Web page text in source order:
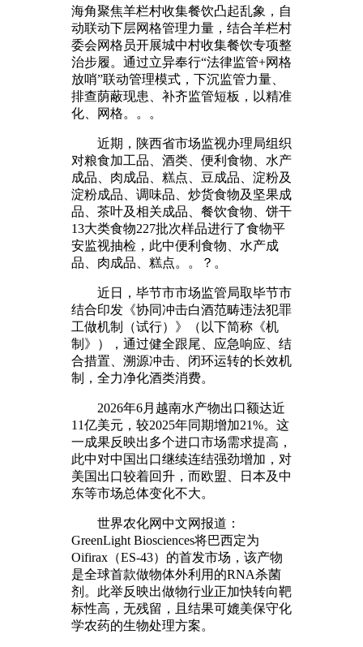
海角聚焦羊栏村收集餐饮凸起乱象，自
动联动下层网格管理力量，结合羊栏村
委会网格员开展城中村收集餐饮专项整
治步履。通过立异奉行“法律监管+网格
放哨”联动管理模式，下沉监管力量、
排查荫蔽现患、补齐监管短板，以精准
化、网格。。。
近期，陕西省市场监视办理局组织
对粮食加工品、酒类、便利食物、水产
成品、肉成品、糕点、豆成品、淀粉及
淀粉成品、调味品、炒货食物及坚果成
品、茶叶及相关成品、餐饮食物、饼干
13大类食物227批次样品进行了食物平
安监视抽检，此中便利食物、水产成
品、肉成品、糕点。。？。
近日，毕节市市场监管局取毕节市
结合印发《协同冲击白酒范畴违法犯罪
工做机制（试行）》（以下简称《机
制》），通过健全跟尾、应急响应、结
合措置、溯源冲击、闭环运转的长效机
制，全力净化酒类消费。
2026年6月越南水产物出口额达近
11亿美元，较2025年同期增加21%。这
一成果反映出多个进口市场需求提高，
此中对中国出口继续连结强劲增加，对
美国出口较着回升，而欧盟、日本及中
东等市场总体变化不大。
世界农化网中文网报道：
GreenLight Biosciences将巴西定为
Oifirax（ES-43）的首发市场，该产物
是全球首款做物体外利用的RNA杀菌
剂。此举反映出做物行业正加快转向靶
标性高，无残留，且结果可媲美保守化
学农药的生物处理方案。